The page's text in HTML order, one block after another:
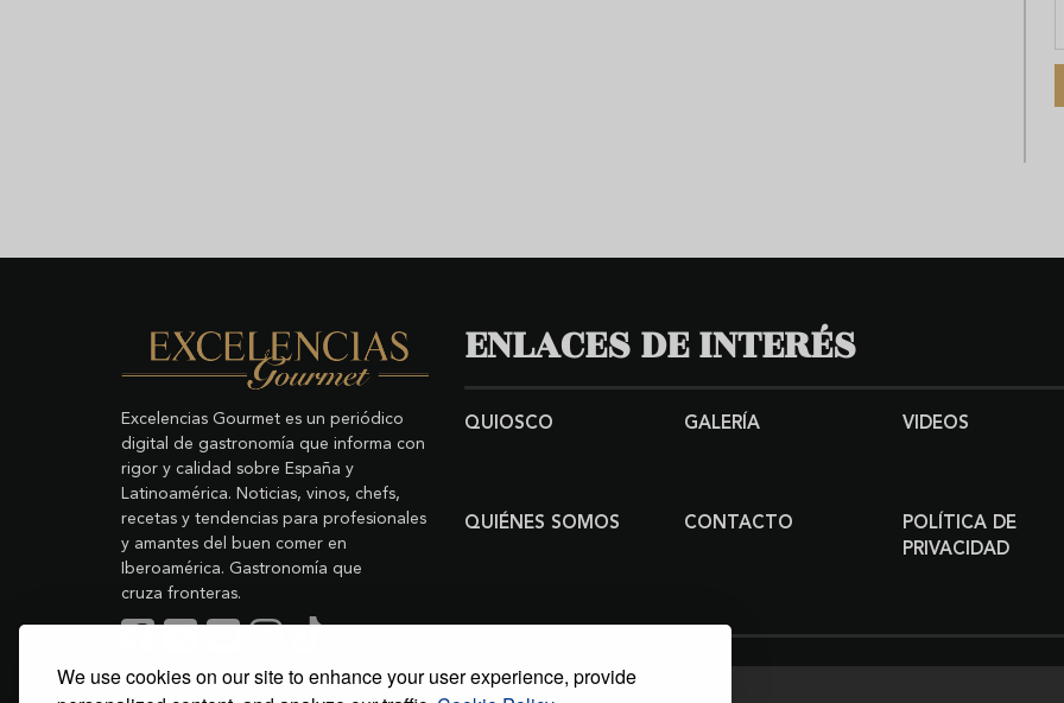
We use cookies on our site to enhance your user experience, provide
Excelencias Gourmet es un periódico
digital de gastronomía que informa con
rigor y calidad sobre España y
Latinoamérica. Noticias, vinos, chefs,
recetas y tendencias para profesionales
y amantes del buen comer en
Iberoamérica. Gastronomía que
cruza fronteras.
Copyright © 2011-2026 Excelencias Gourmet.
ENLACES DE INTERÉS
QUIOSCO GALERÍA VIDEOS
QUIÉNES SOMOS CONTACTO
POLÍTICA DE
PRIVACIDAD
Buscar